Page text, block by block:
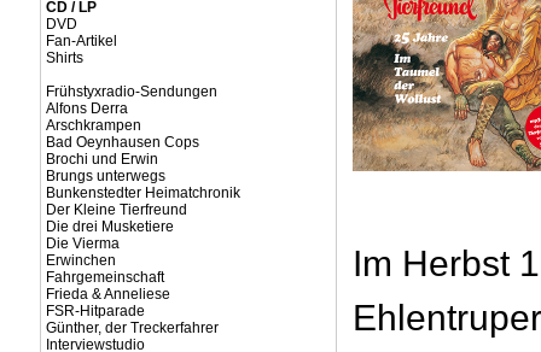
CD / LP
DVD
Fan-Artikel
Shirts
Frühstyxradio-Sendungen
Alfons Derra
Arschkrampen
Bad Oeynhausen Cops
Brochi und Erwin
Brungs unterwegs
Bunkenstedter Heimatchronik
Der Kleine Tierfreund
Die drei Musketiere
Die Vierma
Erwinchen
Fahrgemeinschaft
Frieda & Anneliese
FSR-Hitparade
Günther, der Treckerfahrer
Interviewstudio
Im Herbst